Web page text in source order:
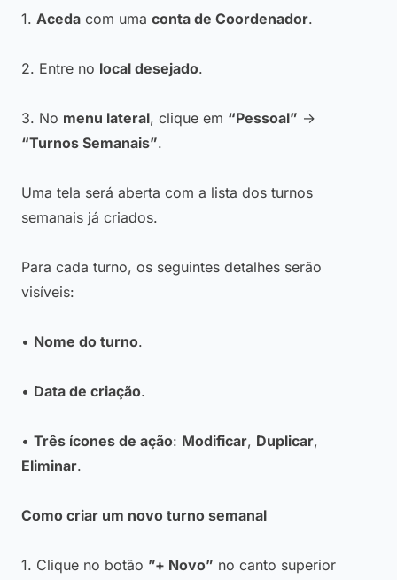
1. Aceda com uma conta de Coordenador.
2. Entre no local desejado.
3. No menu lateral, clique em “Pessoal” →
“Turnos Semanais”.
Uma tela será aberta com a lista dos turnos
semanais já criados.
Para cada turno, os seguintes detalhes serão
visíveis:
• Nome do turno.
• Data de criação.
• Três ícones de ação: Modificar, Duplicar,
Eliminar.
Como criar um novo turno semanal
1. Clique no botão ”+ Novo” no canto superior